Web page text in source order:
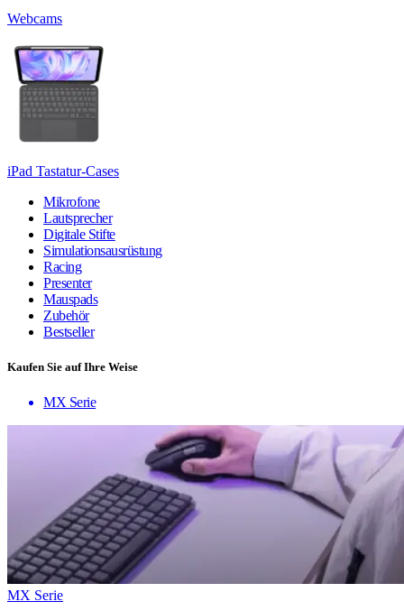
Webcams
iPad Tastatur-Cases
Mikrofone
Lautsprecher
Digitale Stifte
Simulationsausrüstung
Racing
Presenter
Mauspads
Zubehör
Bestseller
Kaufen Sie auf Ihre Weise
MX Serie
MX Serie